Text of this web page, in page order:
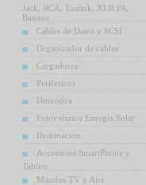
Jack, RCA, Toslink, XLR PA,
Banana
Cables de Datos y SCSI
Organizador de cables
Cargadores
Perifericos
Domotica
Fotovoltaico Energia Solar
Iluminacion
Accesorios SmartPhone y
Tablets
Mandos TV y Aire